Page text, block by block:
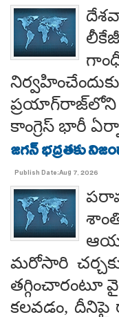
ప్రయాగ్‌రాజ్‌లోని
కాంగ్రెస్ భారీ
జగన్ భద్రతకు
Publish Date:Aug 7, 2026
మరోసారి
తగ్గించారంటూ
కలవడం, దీనిపై